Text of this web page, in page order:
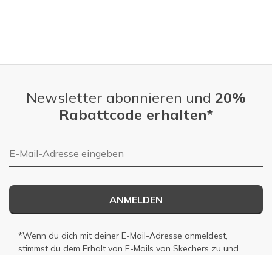
Newsletter abonnieren und 20%
Rabattcode erhalten*
E-Mail-Adresse
ANMELDEN
*Wenn du dich mit deiner E-Mail-Adresse anmeldest,
stimmst du dem Erhalt von E-Mails von Skechers zu und